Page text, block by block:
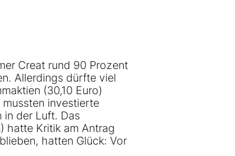
Creat rund 90 Prozent
Allerdings dürfte viel
(30,10 Euro)
investierte
in der Luft. Das
hatte Kritik am Antrag
hatten Glück: Vor